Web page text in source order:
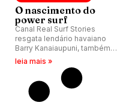
O nascimento do
power surf
Canal Real Surf Stories
resgata lendário havaiano
Barry Kanaiaupuni, também
conhecido simplesmente
como BK, ícone dos anos 70
quando assunto é power surf.
leia mais »